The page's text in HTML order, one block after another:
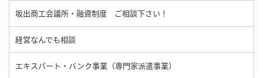
坂出商工会議所・融資制度 ご相談下さい！
経営なんでも相談
エキスパート・バンク事業（専門家派遣事業）